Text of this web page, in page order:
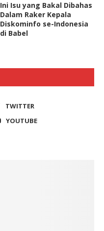
Ini Isu yang Bakal Dibahas
Dalam Raker Kepala
Diskominfo se-Indonesia
di Babel
TWITTER
YOUTUBE